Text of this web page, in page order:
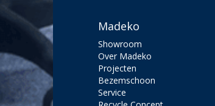
Madeko
Showroom
Over Madeko
Projecten
Bezemschoon
Service